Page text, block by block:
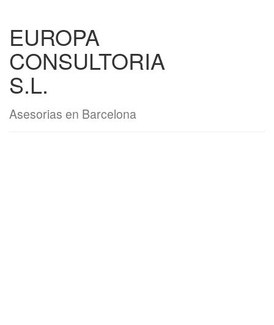
EUROPA
CONSULTORIA
S.L.
Asesorias en Barcelona